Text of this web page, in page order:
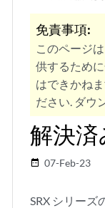
免責事項:
このページ
供するため
はできかね
ださい. ダウ
解決済
date_range 07-Feb-23
SRX シリーズ